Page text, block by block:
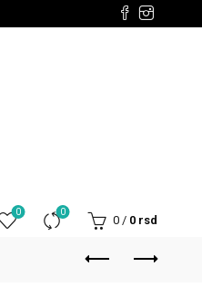
0 0
0 / 0 rsd